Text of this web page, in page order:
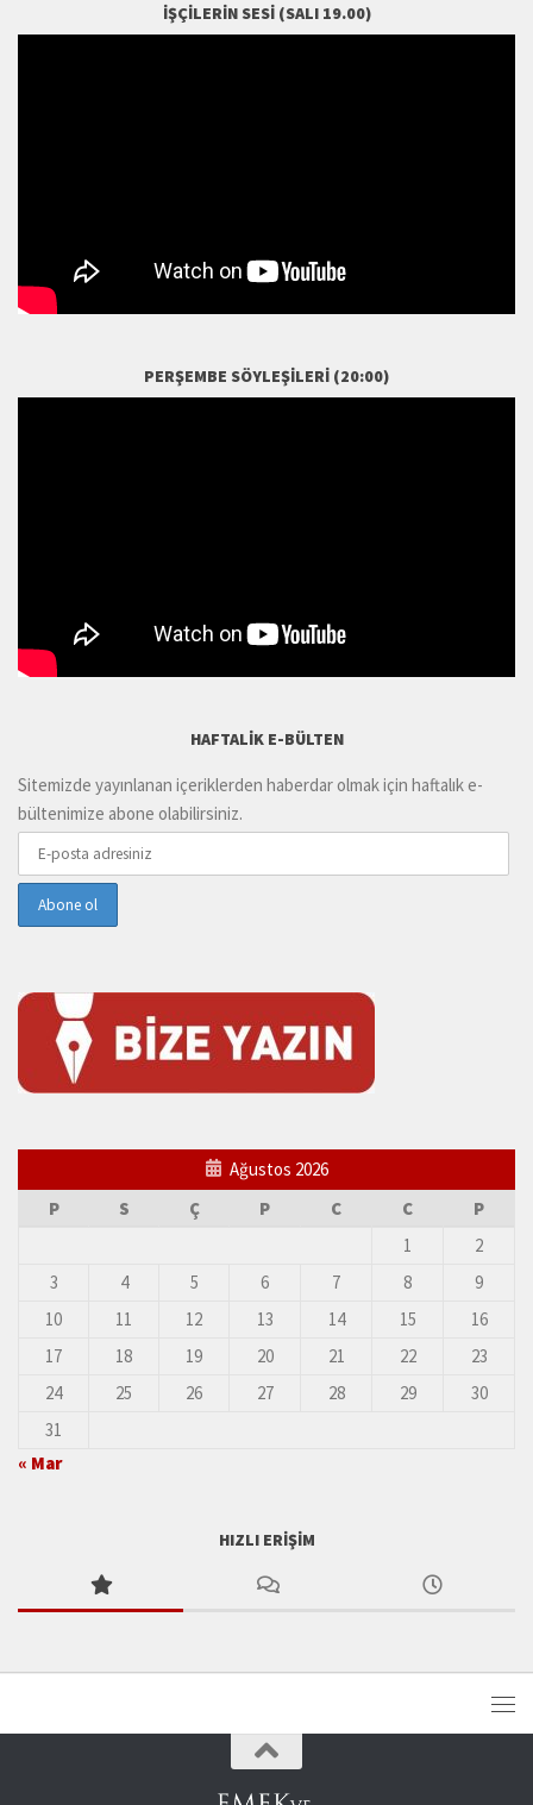
İŞÇILERIN SESI (SALI 19.00)
PERŞEMBE SÖYLEŞILERI (20:00)
HAFTALIK E-BÜLTEN
Sitemizde yayınlanan içeriklerden haberdar olmak için haftalık e-
bültenimize abone olabilirsiniz.
Ağustos 2026
P
S Ç P C C
P
1
2
3
4 5 6 7 8
9
10
11 12 13 14 15
16
17
18 19 20 21 22
23
24
25 26 27 28 29
30
31
« Mar
HIZLI ERIŞIM